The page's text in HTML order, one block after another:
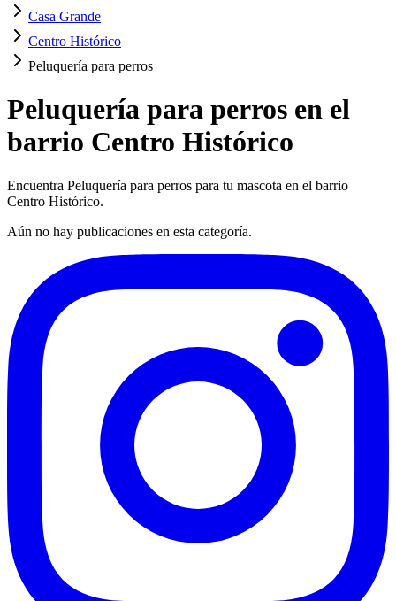
Casa Grande
Centro Histórico
Peluquería para perros
Peluquería para perros en el
barrio Centro Histórico
Encuentra Peluquería para perros para tu mascota en el barrio
Centro Histórico.
Aún no hay publicaciones en esta categoría.